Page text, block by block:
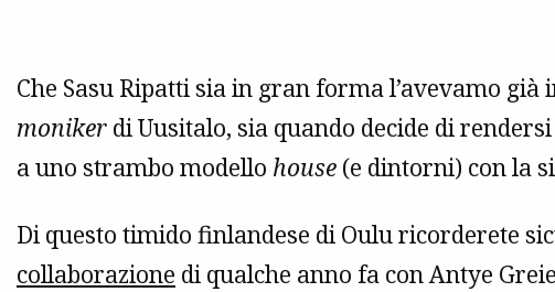
Che Sasu Ripatti sia in gran forma l’avevamo
moniker di Uusitalo, sia quando decide di
a uno strambo modello house (e dintorni) con la
Di questo timido finlandese di Oulu ricorderete
collaborazione di qualche anno fa con Antye